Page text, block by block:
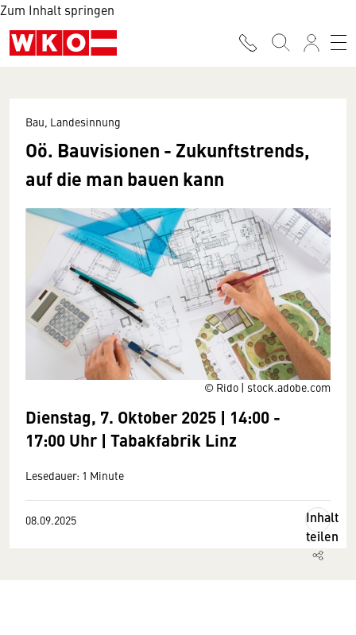
Zum Inhalt springen
© Rido | stock.adobe.com
Bau, Landesinnung
Oö. Bauvisionen - Zukunftstrends,
auf die man bauen kann
Dienstag, 7. Oktober 2025 | 14:00 -
17:00 Uhr | Tabakfabrik Linz
Lesedauer: 1 Minute
08.09.2025
Inhalt
teilen